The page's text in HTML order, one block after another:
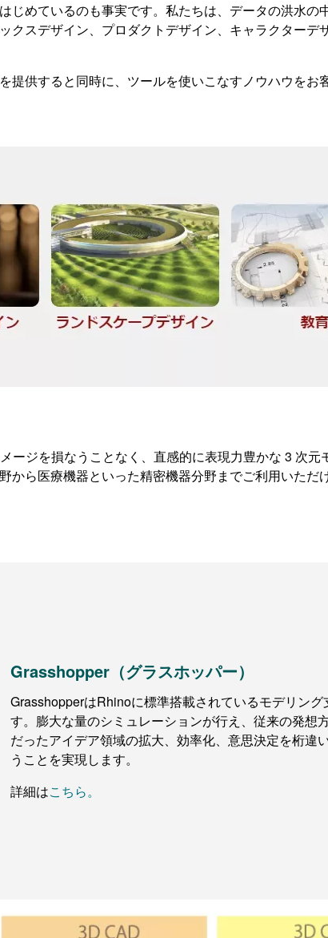
めているのも事実です。私たちは、データの洪水の
スデザイン、プロダクトデザイン、キャラクターデ
供すると同時に、ツールを使いこなすノウハウをお
ジを損なうことなく、直感的に表現力豊かな 3 次元
ら医療機器といった精密機器分野までご利用いただけ
Grasshopper（グラスホッパー）
GrasshopperはRhinoに標準搭載されているモデリング
す。膨大な量のシミュレーションが行え、従来の発想
だったアイデア領域の拡大、効率化、意思決定を桁違
うことを実現します。
詳細はこちら。